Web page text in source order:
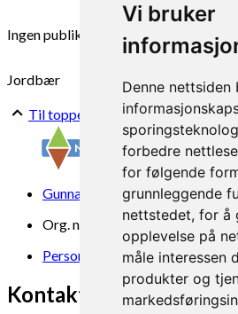
Vi bruker
Denne nettsiden
forbedre
for følgende
grunnleggende
nettstedet, for å
opplevelse på
måle interessen
produkter og
Ingen publikasjoner funnet
Jordbær
Til toppen
Gunnars veg 6, 6630 Tingvoll
Org. nr. 969 840 383
Personvern
Kontakt oss